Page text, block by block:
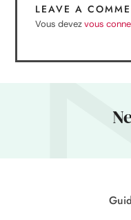
LEAVE A
Vous devezvous